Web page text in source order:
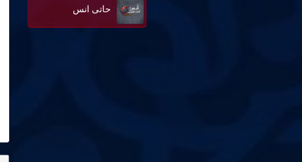
حاتى انس